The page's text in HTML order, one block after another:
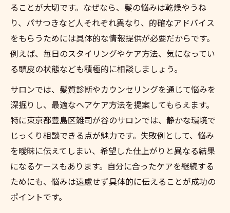
ることが大切です。なぜなら、髪の悩みは乾燥やうね
り、パサつきなど人それぞれ異なり、的確なアドバイス
をもらうためには具体的な情報提供が必要だからです。
例えば、毎日のスタイリングやケア方法、気になってい
る頭皮の状態なども積極的に相談しましょう。
サロンでは、髪質診断やカウンセリングを通じて悩みを
深掘りし、最適なヘアケア方法を提案してもらえます。
特に東京都豊島区雑司が谷のサロンでは、静かな環境で
じっくり相談できる点が魅力です。失敗例として、悩み
を曖昧に伝えてしまい、希望した仕上がりと異なる結果
になるケースもあります。自分に合ったケアを継続する
ためにも、悩みは遠慮せず具体的に伝えることが成功の
ポイントです。